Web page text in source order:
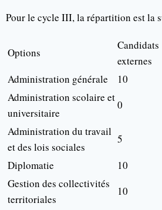
Pour le cycle III, la répartition est la
Options
Candidats
externes
Administration générale
10
Administration scolaire et
universitaire
0
Administration du travail
et des lois sociales
5
Diplomatie
10
Gestion des collectivités
territoriales
10